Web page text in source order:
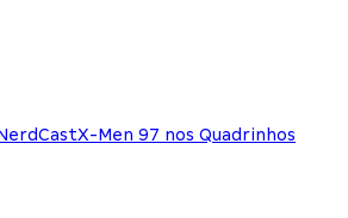
X-Men 97 nos Quadrinhos